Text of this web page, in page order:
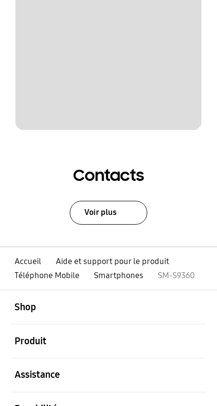
Contacts
Voir plus
Accueil
Aide et support pour le produit
Téléphone Mobile
Smartphones SM-S9360
Shop
Produit
Assistance